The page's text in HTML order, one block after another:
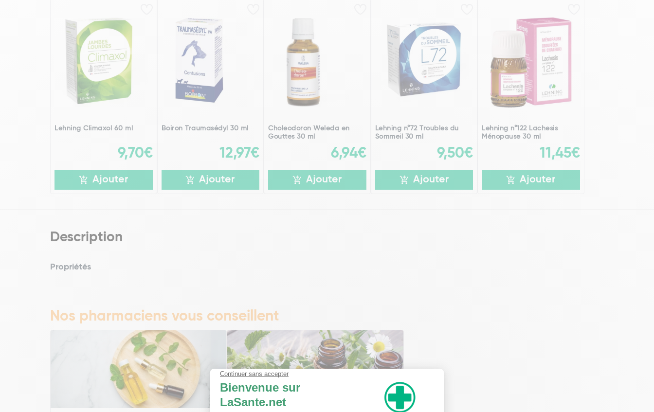
Lehning Climaxol 60 ml
9,70€
Ajouter
Boiron Traumasédyl 30 ml
12,97€
Ajouter
Choleodoron Weleda en
Gouttes 30 ml
6,94€
Ajouter
Lehning n°72 Troubles du
Sommeil 30 ml
9,50€
Ajouter
Lehning n°122 Lachesis
Ménopause 30 ml
11,45€
Ajouter
Description
Propriétés
Nos pharmaciens vous conseillent